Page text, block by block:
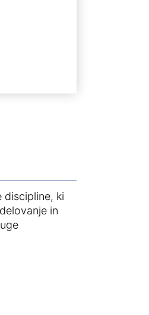
discipline, ki
in